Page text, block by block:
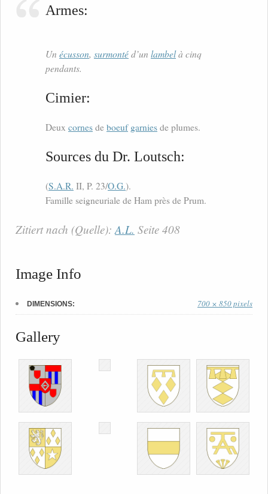
Armes:
Un écusson, surmontéd’un lambelà cinq
pendants.
Cimier:
Deux cornes de boeuf garnies de plumes.
Sources du Dr. Loutsch:
(S.A.R. II, P. 23/O.G.).
Famille seigneuriale de Ham près de Prum.
Zitiert nach (Quelle):A.L. Seite 408
Image Info
DIMENSIONS: 700 × 850 pixels
Gallery